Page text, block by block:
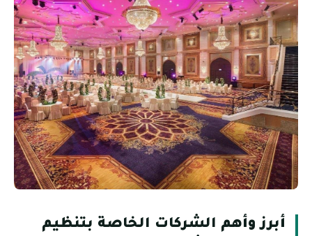
أبرز وأهم الشركات الخاصة بتنظيم